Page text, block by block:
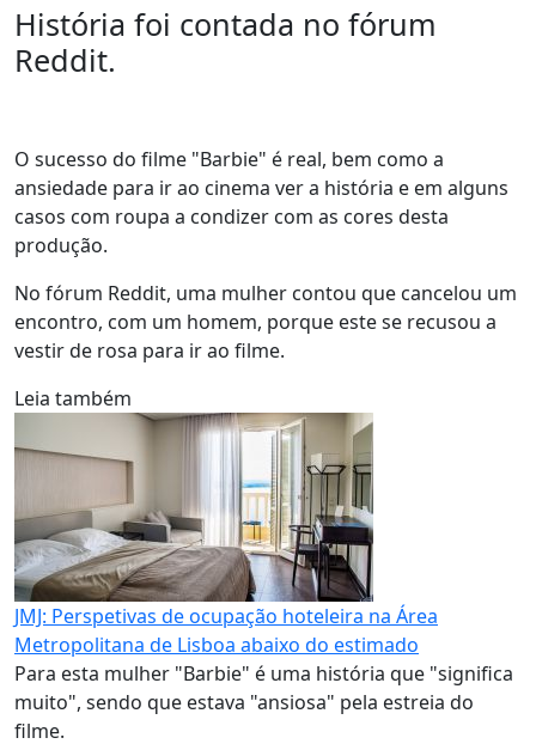
História foi contada no fórum
Reddit.
O sucesso do filme "Barbie" é real, bem como a
ansiedade para ir ao cinema ver a história e em alguns
casos com roupa a condizer com as cores desta
produção.
No fórum Reddit, uma mulher contou que cancelou um
encontro, com um homem, porque este se recusou a
vestir de rosa para ir ao filme.
Leia também
JMJ: Perspetivas de ocupação hoteleira na Área
Metropolitana de Lisboa abaixo do estimado
Para esta mulher "Barbie" é uma história que "significa
muito", sendo que estava "ansiosa" pela estreia do
filme.